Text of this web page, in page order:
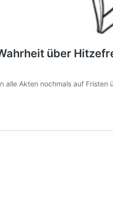
über
alle Akten nochmals auf